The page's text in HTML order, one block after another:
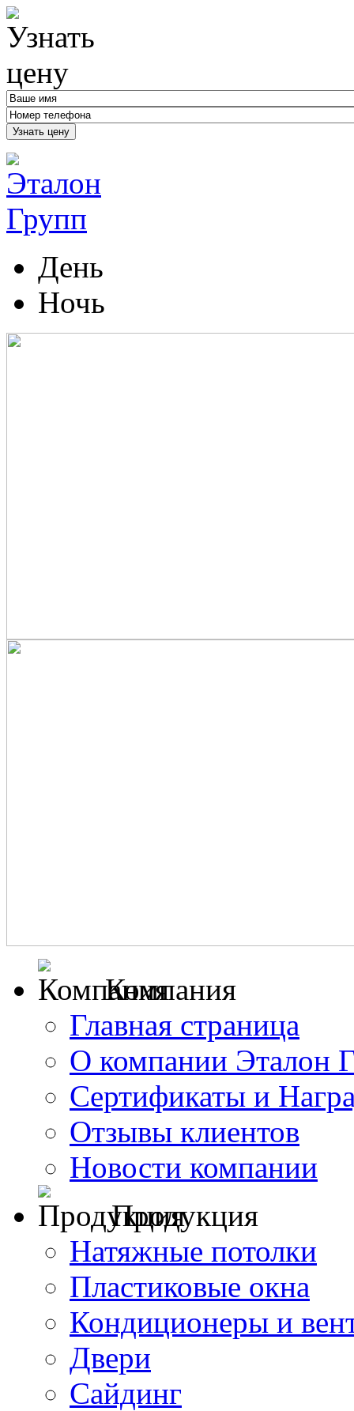
Узнать цену
День
Ночь
Компания
Главная страница
О компании Эталон
Сертификаты и
Отзывы клиентов
Новости компании
Продукция
Натяжные потолки
Пластиковые окна
Кондиционеры и
Двери
Сайдинг